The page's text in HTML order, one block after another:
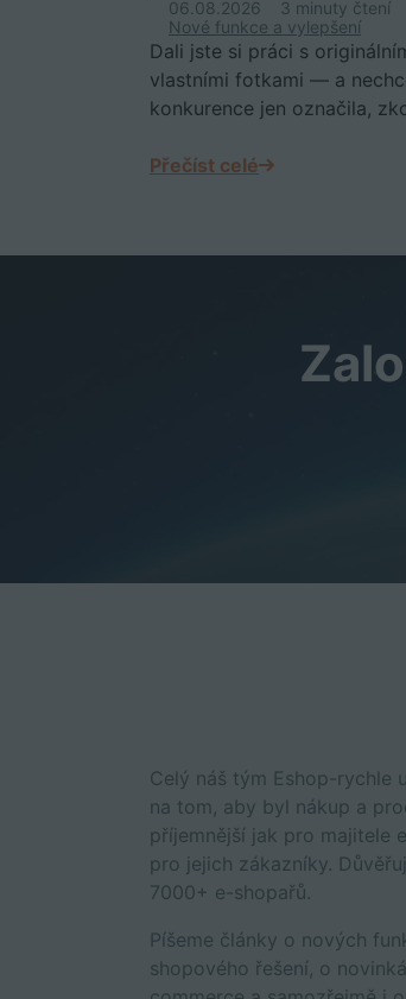
06.08.2026
3 minuty čtení
Nové funkce a vylepšení
Dali jste si práci s
vlastními fotkami — a
konkurence jen označila,
Přečíst celé
Celý náš tým Eshop-rychle
na tom, aby byl nákup a
příjemnější jak pro majitele
pro jejich zákazníky.
7000+ e-shopařů.
Píšeme články o nových
shopového řešení, o